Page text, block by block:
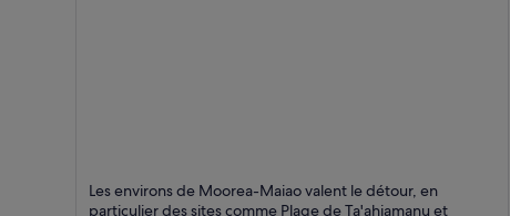
Moorea-Maiao
Les environs de Moorea-Maiao valent le détour, en
particulier des sites comme Plage de Ta'ahiamanu et